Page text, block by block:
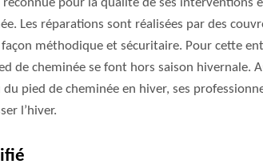
reconnue pour la qualité de ses interventions
Les réparations sont réalisées par des
méthodique et sécuritaire. Pour cette
de cheminée se font hors saison hivernale.
pied de cheminée en hiver, ses
l’hiver.